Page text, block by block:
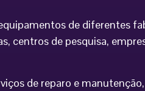
de diferentes
centros de pesquisa,
de reparo e